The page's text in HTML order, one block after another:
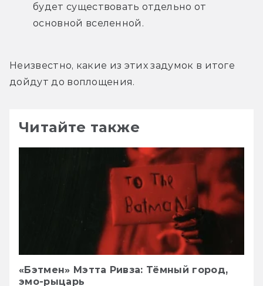
будет существовать отдельно от
основной вселенной.
Неизвестно, какие из этих задумок в итоге
дойдут до воплощения.
Читайте также
«Бэтмен» Мэтта Ривза: Тёмный город,
эмо-рыцарь